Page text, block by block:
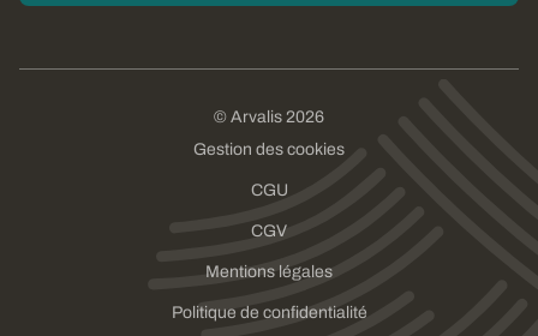
© Arvalis 2026
Gestion des cookies
CGU
CGV
Mentions légales
Politique de confidentialité